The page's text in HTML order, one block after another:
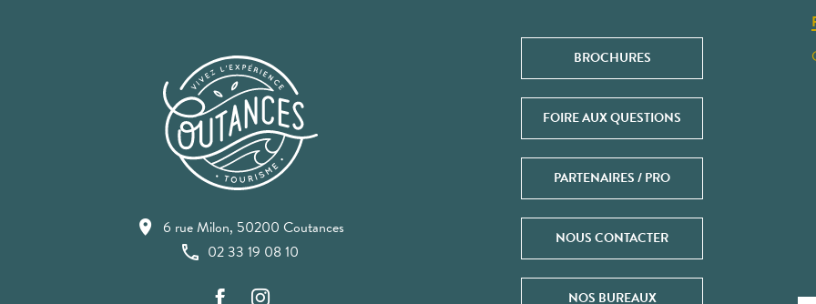
6 rue Milon, 50200 Coutances
02 33 19 08 10
BROCHURES
FOIRE AUX QUESTIONS
PARTENAIRES / PRO
NOUS CONTACTER
NOS BUREAUX